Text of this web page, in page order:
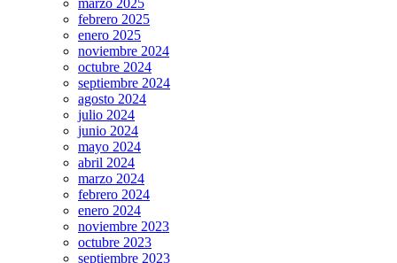
marzo 2025
febrero 2025
enero 2025
noviembre 2024
octubre 2024
septiembre 2024
agosto 2024
julio 2024
junio 2024
mayo 2024
abril 2024
marzo 2024
febrero 2024
enero 2024
noviembre 2023
octubre 2023
septiembre 2023